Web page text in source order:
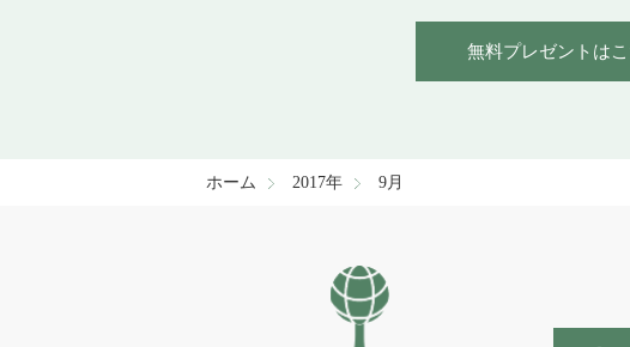
無料プレゼントは
ホーム 2017年 9月